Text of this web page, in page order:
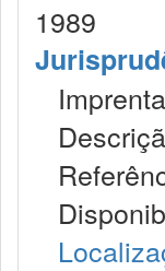
1989